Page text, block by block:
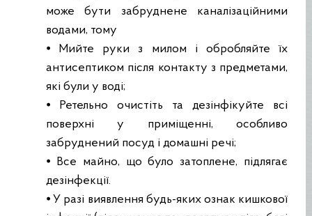
може бути забруднене каналізаційними
водами, тому
⦁ Мийте руки з милом і обробляйте їх
антисептиком після контакту з предметами,
які були у воді;
⦁ Ретельно очистіть та дезінфікуйте всі
поверхні у приміщенні, особливо
забруднений посуд і домашні речі;
⦁ Все майно, що було затоплене, підлягає
дезінфекції.
⦁ У разі виявлення будь-яких ознак кишкової